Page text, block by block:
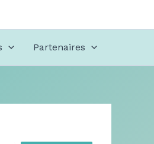
Partenaires